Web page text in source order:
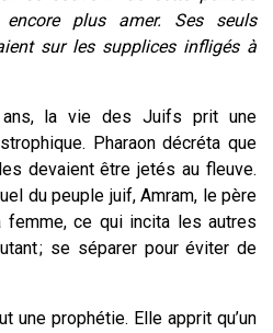
plus amer. Ses seuls
sur les supplices infligés à
ans, la vie des Juifs prit une
Pharaon décréta que
devaient être jetés au fleuve.
du peuple juif, Amram, le père
ce qui incita les autres
; se séparer pour éviter de
une prophétie. Elle apprit qu’un